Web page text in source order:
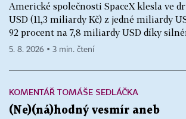
Americké společnosti SpaceX klesla ve
USD (11,3 miliardy Kč) z jedné miliardy
92 procent na 7,8 miliardy USD díky
5. 8. 2026 ▪ 3 min. čtení
KOMENTÁŘ TOMÁŠE SEDLÁČKA
(Ne)(ná)hodný vesmír aneb